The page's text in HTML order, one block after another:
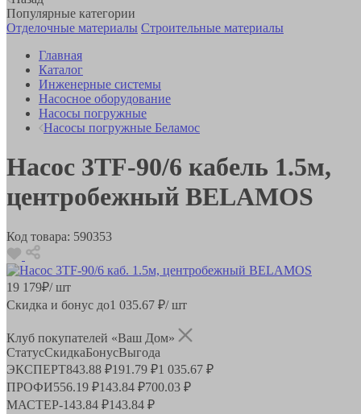
Популярные категории
Отделочные материалы Строительные материалы
Главная
Каталог
Инженерные системы
Насосное оборудование
Насосы погружные
Насосы погружные Беламос
Насос 3TF-90/6 кабель 1.5м,
центробежный BELAMOS
Код товара: 590353
19 179₽/ шт
Скидка и бонус до1 035.67 ₽/ шт
Клуб покупателей «Ваш Дом»
СтатусСкидкаБонусВыгода
ЭКСПЕРТ843.88 ₽191.79 ₽1 035.67 ₽
ПРОФИ556.19 ₽143.84 ₽700.03 ₽
МАСТЕР-143.84 ₽143.84 ₽